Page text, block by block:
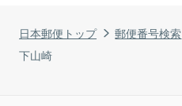
日本郵便トップ 郵便番号検索
下山崎